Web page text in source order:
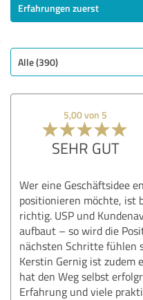
SEHR GUT
Bewertung anzeigen
Erfahrungen zuerst
Alle (390)
5,00 von 5
SEHR GUT
Wer eine Geschäftsidee
positionieren möchte, ist
richtig. USP und
aufbaut – so wird die
nächsten Schritte fühlen
Kerstin Gernig ist zudem
hat den Weg selbst
Erfahrung und viele